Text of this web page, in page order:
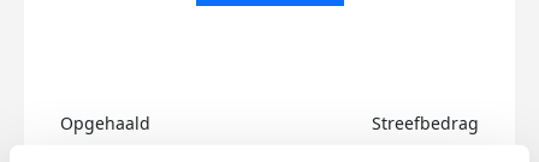
Opgehaald Streefbedrag